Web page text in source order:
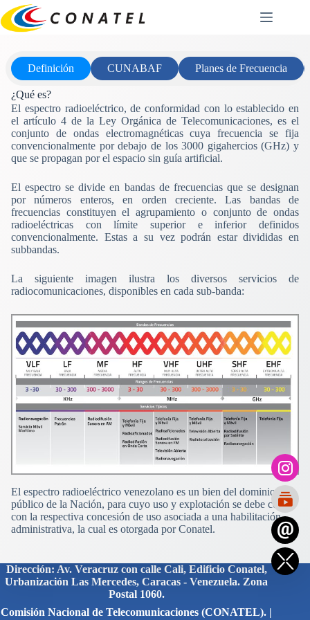
Saltar
al
contenido
Definición CUNABAF Planes de Frecuencia
¿Qué es?
El espectro radioeléctrico, de conformidad con lo establecido en
el artículo 4 de la Ley Orgánica de Telecomunicaciones, es el
conjunto de ondas electromagnéticas cuya frecuencia se fija
convencionalmente por debajo de los 3000 gigahercios (GHz) y
que se propagan por el espacio sin guía artificial.
El espectro se divide en bandas de frecuencias que se designan
por números enteros, en orden creciente. Las bandas de
frecuencias constituyen el agrupamiento o conjunto de ondas
radioeléctricas con límite superior e inferior definidos
convencionalmente. Estas a su vez podrán estar divididas en
subbandas.
La siguiente imagen ilustra los diversos servicios de
radiocomunicaciones, disponibles en cada sub-banda:
El espectro radioeléctrico venezolano es un bien del dominio
público de la Nación, para cuyo uso y explotación se debe contar
con la respectiva concesión de uso asociada a una habilitación
administrativa, la cual es otorgada por Conatel.
Dirección: Av. Veracruz con calle Cali, Edificio Conatel,
Urbanización Las Mercedes, Caracas - Venezuela. Zona
Postal 1060.
Comisión Nacional de Telecomunicaciones (CONATEL). |